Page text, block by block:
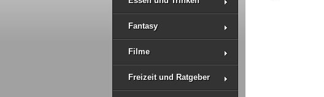
Fantasy
Filme
Freizeit und Ratgeber